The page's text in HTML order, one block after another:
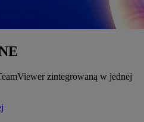
zintegrowaną w jednej